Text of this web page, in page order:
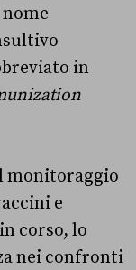
in
monitoraggio
e
corso, lo
nei confronti